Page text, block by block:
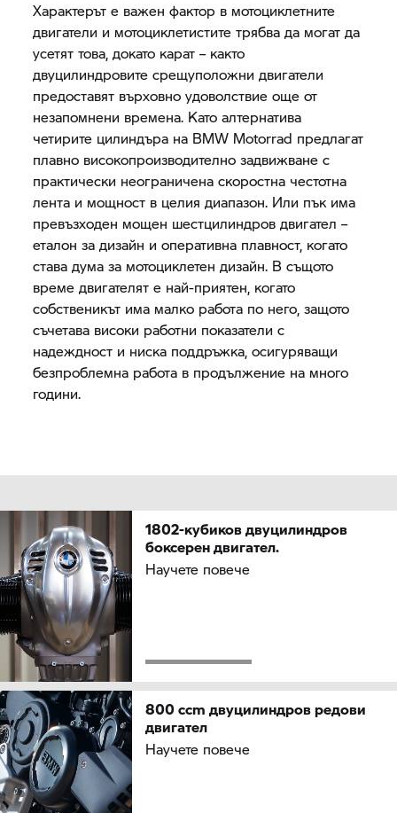
Характерът е важен фактор в мотоциклетните
двигатели и мотоциклетистите трябва да могат да
усетят това, докато карат – както
двуцилиндровите срещуположни двигатели
предоставят върховно удоволствие още от
незапомнени времена. Като алтернатива
четирите цилиндъра на BMW Motorrad предлагат
плавно високопроизводително задвижване с
практически неограничена скоростна честотна
лента и мощност в целия диапазон. Или пък има
превъзходен мощен шестцилиндров двигател –
еталон за дизайн и оперативна плавност, когато
става дума за мотоциклетен дизайн. В същото
време двигателят е най-приятен, когато
собственикът има малко работа по него, защото
съчетава високи работни показатели с
надеждност и ниска поддръжка, осигуряващи
безпроблемна работа в продължение на много
години.
1802-кубиков двуцилиндров
боксерен двигател.
Научете повече
800 ccm двуцилиндров редови
двигател
Научете повече